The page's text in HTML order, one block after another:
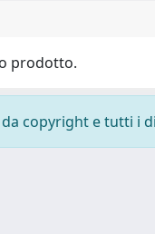
prodotto.
copyright e tutti i